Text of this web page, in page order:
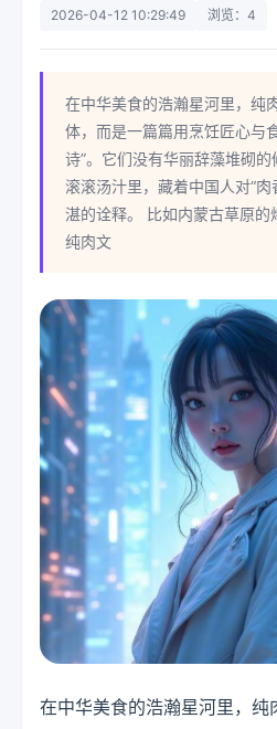
2026-04-12 10:29:49 浏览：4
在中华美食的浩瀚星河里，纯
体，而是一篇篇用烹饪匠心与
诗”。它们没有华丽辞藻堆砌的
滚滚汤汁里，藏着中国人对“
湛的诠释。 比如内蒙古草原的
纯肉文
在中华美食的浩瀚星河里，纯